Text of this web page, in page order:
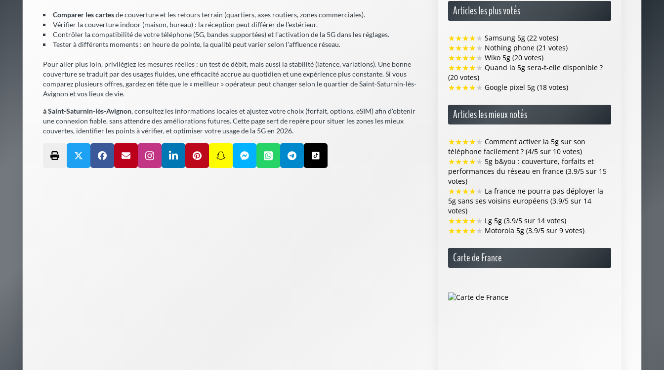
Comparer les cartesde couverture et les retours terrain (quartiers, axes routiers, zones commerciales).
Vérifier lacouverture indoor (maison, bureau) : la réception peut différer de l'extérieur.
Contrôler la compatibilité de votre téléphone (5G, bandes supportées) et l'activation de la 5G dans les réglages.
Tester à différents moments : en heure de pointe, la qualité peut varier selon l'affluence réseau.
Pour aller plus loin, privilégiez les mesures réelles : un test de débit, mais aussi la stabilité (latence, variations). Une bonne
couverture se traduit par des usages fluides, uneefficacité accrueau quotidien et une expérience plus constante. Si vous
comparez plusieurs offres, gardez en tête que le « meilleur » opérateur peut changer selon le quartier de Saint-Saturnin-lès-
Avignon et vos lieux de vie.
à Saint-Saturnin-lès-Avignon, consultez les informations locales et ajustez votre choix (forfait, options, eSIM) afin d'obtenir
une connexion fiable,sans attendredes améliorations futures. Cette page sert de repère pour situer les zones les mieux
couvertes, identifier les points à vérifier, et optimiser votre usage de la 5G en 2026.
Articles les plus votés
★★★★★ Samsung 5g (22 votes)
★★★★★ Nothing phone (21 votes)
★★★★★ Wiko 5g (20 votes)
★★★★★ Quand la 5g sera-t-elle disponible ?
(20 votes)
★★★★★ Google pixel 5g (18 votes)
Articles les mieux notés
★★★★★ Comment activer la 5g sur son
téléphone facilement ? (4/5 sur 10 votes)
★★★★★ 5g b&you : couverture, forfaits et
performances du réseau en france (3.9/5 sur 15
votes)
★★★★★ La france ne pourra pas déployer la
5g sans ses voisins européens (3.9/5 sur 14
votes)
★★★★★ Lg 5g (3.9/5 sur 14 votes)
★★★★★ Motorola 5g (3.9/5 sur 9 votes)
Carte de France